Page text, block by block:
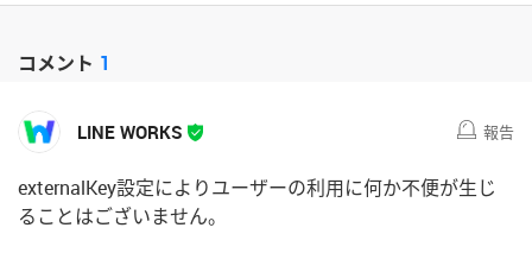
コメント 1
LINE WORKS 報告
externalKey設定によりユーザーの利用に何か不便が生じ
ることはございません。